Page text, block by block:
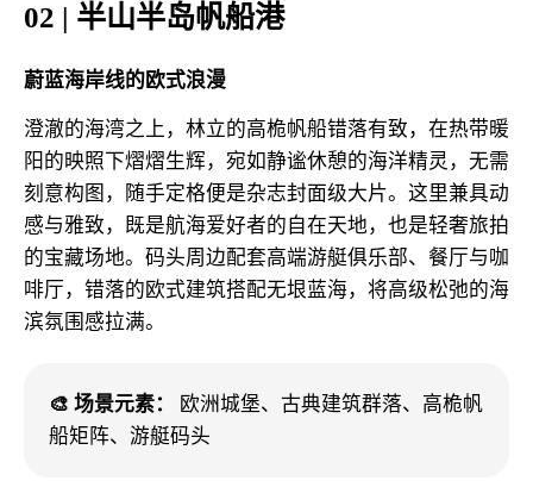
02 | 半山半岛帆船港
蔚蓝海岸线的欧式浪漫
澄澈的海湾之上，林立的高桅帆船错落有致，在热带暖
阳的映照下熠熠生辉，宛如静谧休憩的海洋精灵，无需
刻意构图，随手定格便是杂志封面级大片。这里兼具动
感与雅致，既是航海爱好者的自在天地，也是轻奢旅拍
的宝藏场地。码头周边配套高端游艇俱乐部、餐厅与咖
啡厅，错落的欧式建筑搭配无垠蓝海，将高级松弛的海
滨氛围感拉满。
🎨 场景元素：
欧洲城堡、古典建筑群落、高桅帆
船矩阵、游艇码头